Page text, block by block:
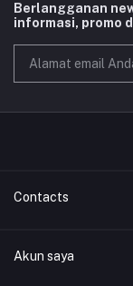
Berlangganan
informasi, promo
Contacts
Alamat
Akun saya